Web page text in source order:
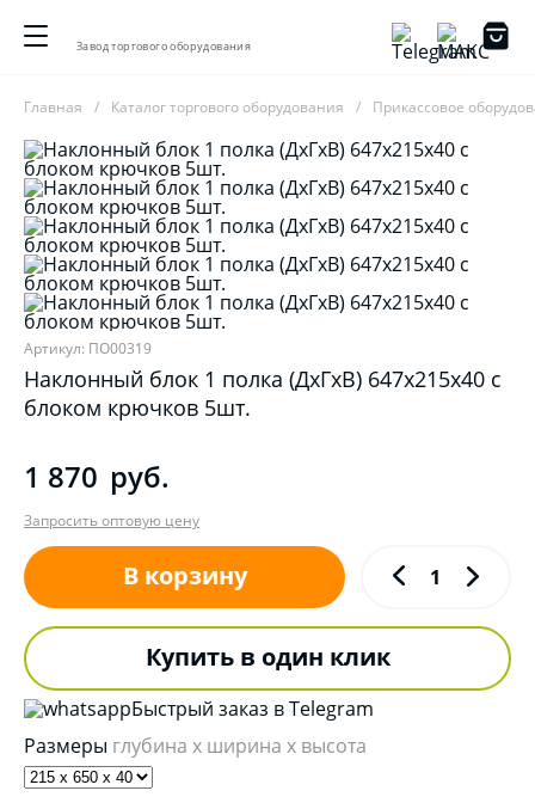
Завод торгового оборудования
Главная Каталог торгового оборудования Прикассовое
Артикул: ПО00319
Наклонный блок 1 полка (ДхГхВ) 647х215х40 с
блоком крючков 5шт.
1 870 руб.
Запросить оптовую цену
В корзину
Купить в один клик
Быстрый заказ в Telegram
Размеры глубина x ширина x высота